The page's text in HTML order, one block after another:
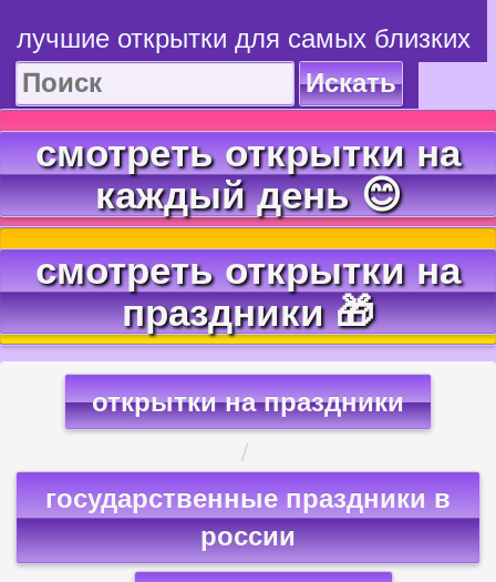
лучшие открытки для самых близких
Искать
смотреть открытки на
каждый день 😊
смотреть открытки на
праздники 🎁
открытки на праздники
государственные праздники в
россии